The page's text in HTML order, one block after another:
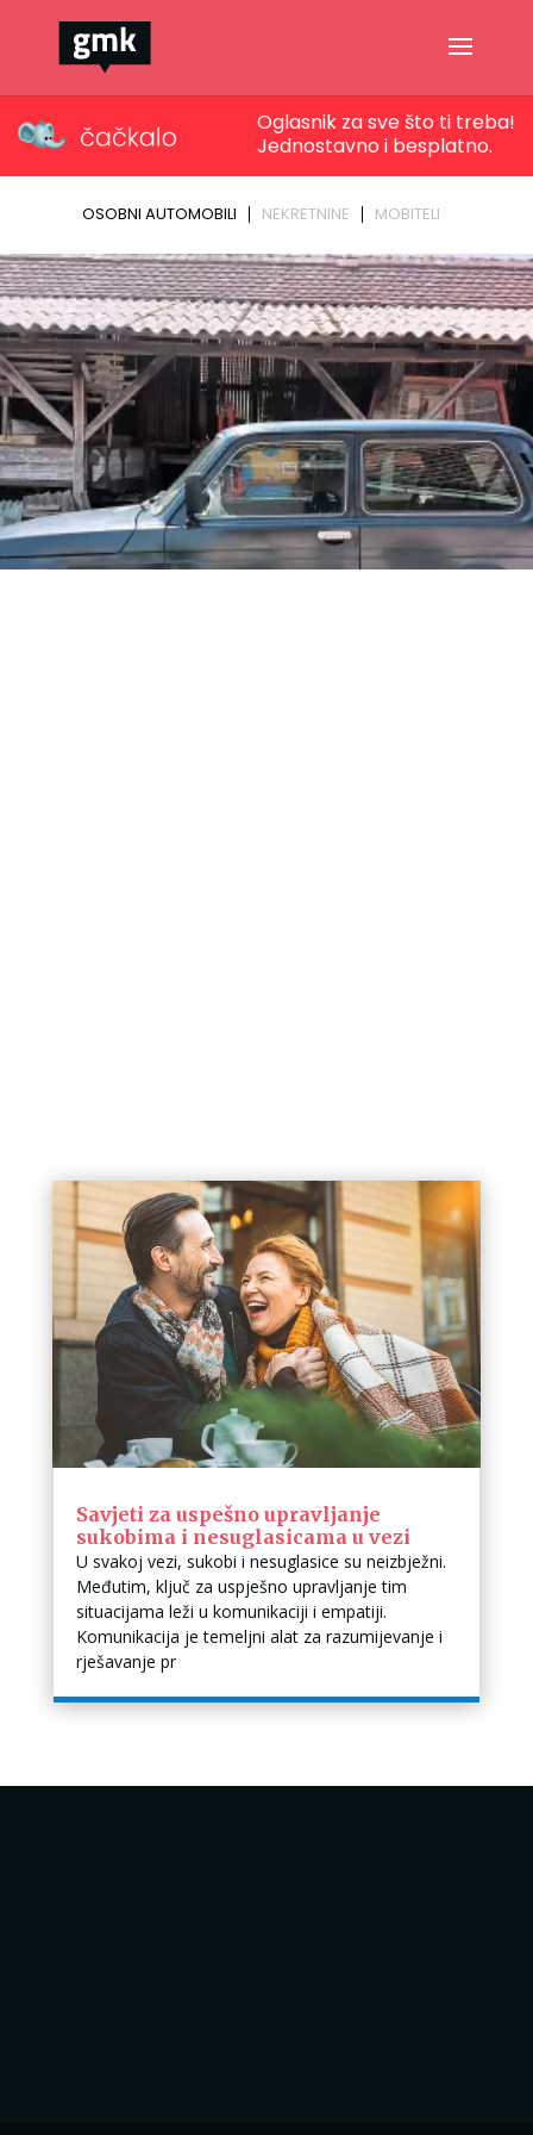
Savjeti za uspešno upravljanje
sukobima i nesuglasicama u vezi
U svakoj vezi, sukobi i nesuglasice su neizbježni.
Međutim, ključ za uspješno upravljanje tim
situacijama leži u komunikaciji i empatiji.
Komunikacija je temeljni alat za razumijevanje i
rješavanje pr